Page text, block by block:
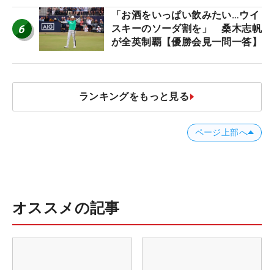
6
「お酒をいっぱい飲みたい…ウイ
スキーのソーダ割を」 桑木志帆
が全英制覇【優勝会見一問一答】
ランキングをもっと見る
ページ上部へ
オススメの記事